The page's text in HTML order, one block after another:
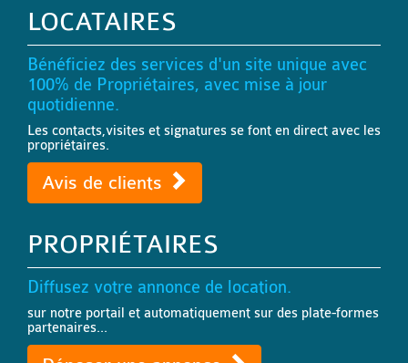
LOCATAIRES
Bénéficiez des services d'un site unique avec
100% de Propriétaires, avec mise à jour
quotidienne.
Les contacts,visites et signatures se font en direct avec les
propriétaires.
Avis de clients
PROPRIÉTAIRES
Diffusez votre annonce de location.
sur notre portail et automatiquement sur des plate-formes
partenaires...